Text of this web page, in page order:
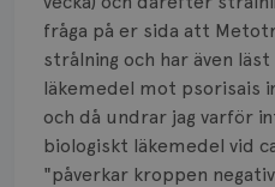
fråga på er sida att
strålning och har även
läkemedel mot psorisais
och då undrar jag varför
biologiskt läkemedel vid
"påverkar kroppen
Prognos
Risker
Spridd bröstcancer
Strålning